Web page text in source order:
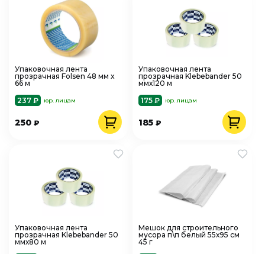
Упаковочная лента
прозрачная Folsen 48 мм x
66 м
237 ₽
юр. лицам
250 ₽
Упаковочная лента
прозрачная Klebebander 50
ммх120 м
175 ₽
юр. лицам
185₽
Упаковочная лента
прозрачная Klebebander 50
ммх80 м
Мешок для строительного
мусора п\п белый 55х95 см
45 г